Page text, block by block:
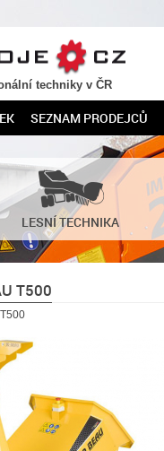
techniky v ČR
SEZNAM PRODEJCŮ
LESNÍ TECHNIKA
T500